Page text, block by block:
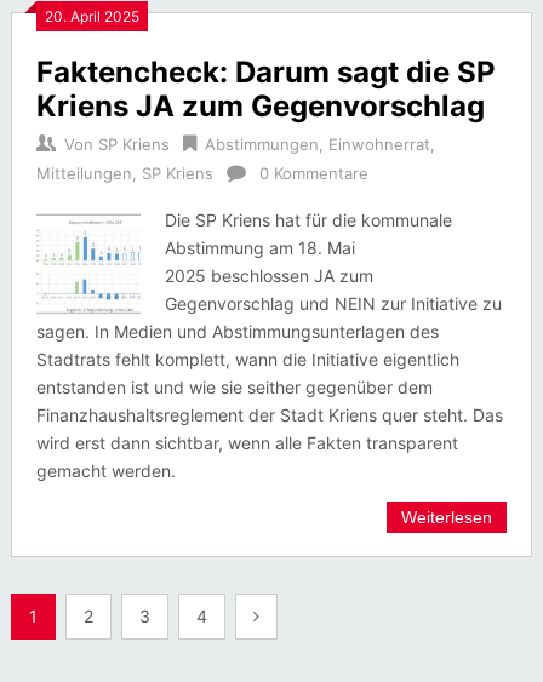
20. April 2025
Faktencheck: Darum sagt die SP
Kriens JA zum Gegenvorschlag
Von SP Kriens Abstimmungen Einwohnerrat
Mitteilungen
SP Kriens 0 Kommentare
Die SP Kriens hat für die kommunale
Abstimmung am 18. Mai
2025 beschlossen JA zum
Gegenvorschlag und NEIN zur Initiative zu
sagen. In Medien und Abstimmungsunterlagen des
Stadtrats fehlt komplett, wann die Initiative eigentlich
entstanden ist und wie sie seither gegenüber dem
Finanzhaushaltsreglement der Stadt Kriens quer steht. Das
wird erst dann sichtbar, wenn alle Fakten transparent
gemacht werden.
Weiterlesen
Seitennummerierung
1 2 3 4